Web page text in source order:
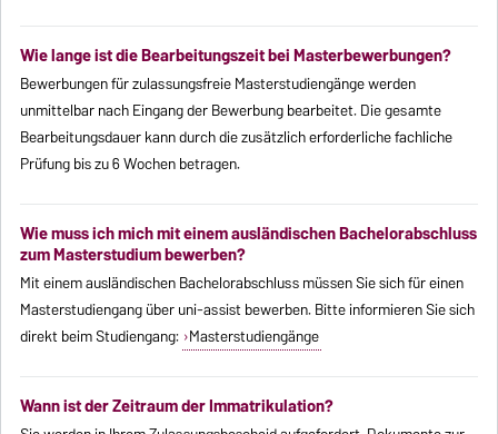
Wie lange ist die Bearbeitungszeit bei Masterbewerbungen?
Bewerbungen für zulassungsfreie Masterstudiengänge werden
unmittelbar nach Eingang der Bewerbung bearbeitet. Die gesamte
Bearbeitungsdauer kann durch die zusätzlich erforderliche fachliche
Prüfung bis zu 6 Wochen betragen.
Wie muss ich mich mit einem ausländischen Bachelorabschluss
zum Masterstudium bewerben?
Mit einem ausländischen Bachelorabschluss müssen Sie sich für einen
Masterstudiengang über uni-assist bewerben. Bitte informieren Sie sich
direkt beim Studiengang: Masterstudiengänge
Wann ist der Zeitraum der Immatrikulation?